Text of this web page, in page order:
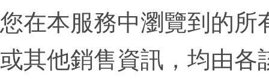
您在本服務中瀏覽到的
或其他銷售資訊，均由